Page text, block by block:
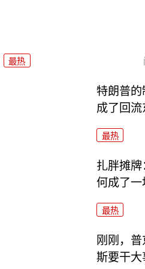
最热
特朗普
成了回流
最热
扎胖摊
何成了一
最热
刚刚，
斯要干大